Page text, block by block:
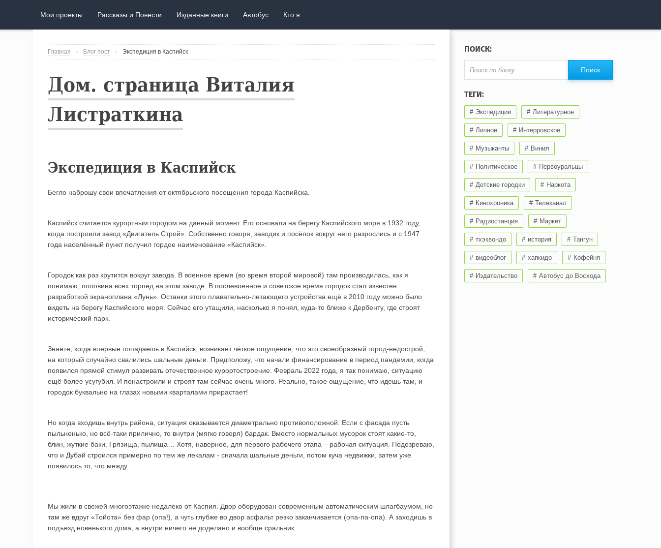
Мои проекты Рассказы и Повести Изданные книги Автобус Кто я
Главная Блог пост Экспедиция в Каспийск
Дом. страница Виталия
Листраткина
Экспедиция в Каспийск
Бегло наброшу свои впечатления от октябрьского посещения города Каспийска.
Каспийск считается курортным городом на данный момент. Его основали на берегу Каспийского моря в 1932 году,
когда построили завод «Двигатель Строй». Собственно говоря, заводик и посёлок вокруг него разрослись и с 1947
года населённый пункт получил гордое наименование «Каспийск».
Городок как раз крутится вокруг завода. В военное время (во время второй мировой) там производилась, как я
понимаю, половина всех торпед на этом заводе. В послевоенное и советское время городок стал известен
разработкой экраноплана «Лунь». Останки этого плавательно-летающего устройства ещё в 2010 году можно было
видеть на берегу Каспийского моря. Сейчас его утащили, насколько я понял, куда-то ближе к Дербенту, где строят
исторический парк.
Знаете, когда впервые попадаешь в Каспийск, возникает чёткое ощущение, что это своеобразный город-недострой,
на который случайно свалились шальные деньги. Предположу, что начали финансирование в период пандемии, когда
появился прямой стимул развивать отечественное курортостроение. Февраль 2022 года, я так понимаю, ситуацию
ещё более усугубил. И понастроили и строят там сейчас очень много. Реально, такое ощущение, что идешь там, и
городок буквально на глазах новыми кварталами прирастает!
Но когда входишь внутрь района, ситуация оказывается диаметрально противоположной. Если с фасада пусть
пыльненько, но всё-таки прилично, то внутри (мягко говоря) бардак. Вместо нормальных мусорок стоят какие-то,
блин, жуткие баки. Грязища, пылища… Хотя, наверное, для первого рабочего этапа – рабочая ситуация. Подозреваю,
что и Дубай строился примерно по тем же лекалам - сначала шальные деньги, потом куча недвижки, затем уже
появилось то, что между.
Мы жили в свежей многоэтажке недалеко от Каспия. Двор оборудован современным автоматическим шлагбаумом, но
там же вдруг «Тойота» без фар (опа!), а чуть глубже во двор асфальт резко заканчивается (опа-па-опа). А заходишь в
подъезд новенького дома, а внутри ничего не доделано и вообще сральник.
ПОИСК:
ТЕГИ:
Экспедиции Литературное
Личное Интерровское
Музыканты Винил
Политическое Первоуральцы
Детские городки Наркота
Кинохроника Телеканал
Радиостанция Маркет
тхэквондо история Тангун
видеоблог хапкидо Кофейня
Издательство Автобус до Восхода